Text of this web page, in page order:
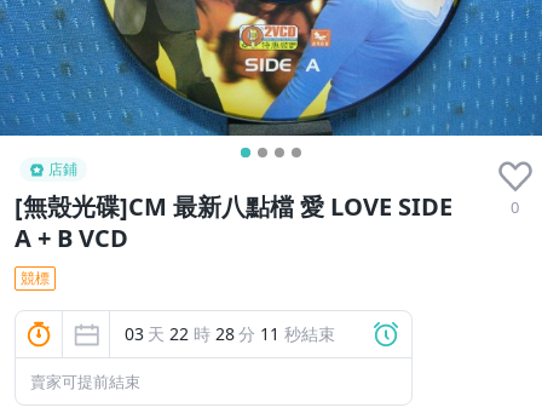
店鋪
[無殼光碟]CM 最新八點檔 愛 LOVE SIDE
A + B VCD
0
競標
03 天 22 時 28分 10 秒結束
賣家可提前結束